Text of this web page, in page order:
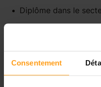
Consentement
Diplôme dans le
Disponibilités